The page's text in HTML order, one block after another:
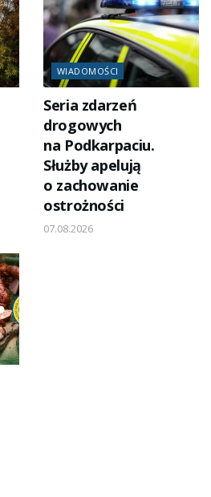
WIADOMOŚCI
Seria zdarzeń
drogowych
na Podkarpaciu.
Służby apelują
o zachowanie
ostrożności
07.08.2026